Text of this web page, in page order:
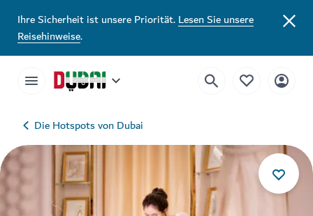
Ihre Sicherheit ist unsere Priorität.Lesen Sie unsere
Reisehinweise.
Die Hotspots von Dubai